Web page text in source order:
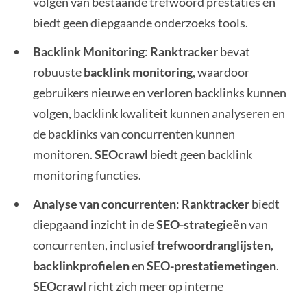
biedt geen diepgaande onderzoeks tools.
Backlink Monitoring: Ranktrackerbevat
robuustebacklink monitoring, waardoor
gebruikers nieuwe en verloren backlinks kunnen
volgen, backlink kwaliteit kunnen analyseren en
de backlinks van concurrenten kunnen
monitoren.SEOcrawl biedt geen backlink
monitoring functies.
Analyse van concurrenten: Ranktrackerbiedt
diepgaand inzicht in deSEO-strategieënvan
concurrenten, inclusieftrefwoordranglijsten,
backlinkprofielenenSEO-prestatiemetingen.
SEOcrawl richt zich meer op interne